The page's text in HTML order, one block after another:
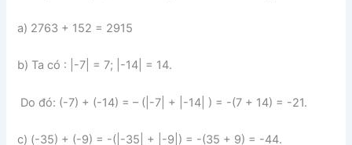
a) 2763 + 152 = 2915
b) Ta có : |-7| = 7; |-14| = 14.
Do đó: (-7) + (-14) = – (|-7| + |-14| ) = -(7 + 14) = -21.
c) (-35) + (-9) = -(|-35| + |-9|) = -(35 + 9) = -44.